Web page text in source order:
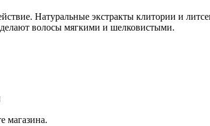
Натуральные экстракты клитории и
волосы мягкими и шелковистыми.
магазина.